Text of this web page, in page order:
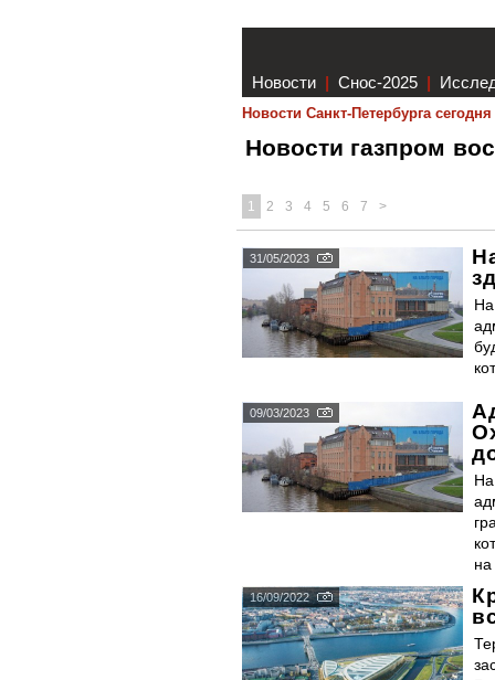
Новости | Снос-2025 |
Новости Санкт-Петербурга сегодня
Новости газпром
1 2 3 4 5 6 7 >
31/05/2023
На
09/03/2023
На
на
16/09/2022